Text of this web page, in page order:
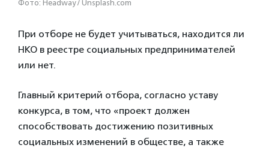
Фото: Headway / Unsplash.com
При отборе не будет учитываться, находится ли
НКО в реестре социальных предпринимателей
или нет.
Главный критерий отбора, согласно уставу
конкурса, в том, что «проект должен
способствовать достижению позитивных
социальных изменений в обществе, а также